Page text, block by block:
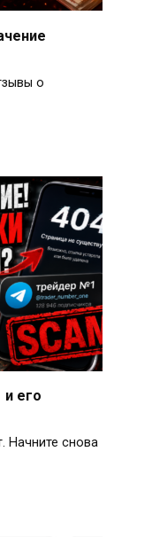
о
его
Начните снова